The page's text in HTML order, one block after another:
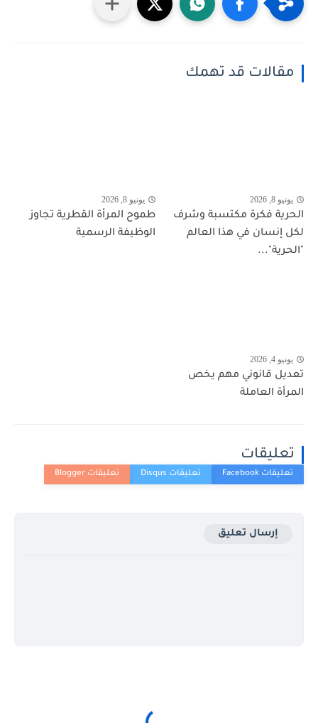
مقالات قد تهمك
يونيو 8, 2026
الحرية فكرة مكتسبة وشرف
لكل إنسان في هذا العالم
"الحرية"...
يونيو 8, 2026
طموح المرأة القطرية تجاوز
الوظيفة الرسمية
يونيو 4, 2026
تعديل قانوني مهم يخص
المرأة العاملة
تعليقات
إرسال تعليق